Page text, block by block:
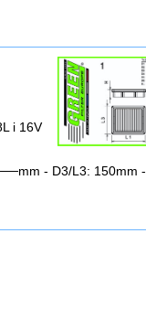
i 16V
- D3/L3: 150mm -